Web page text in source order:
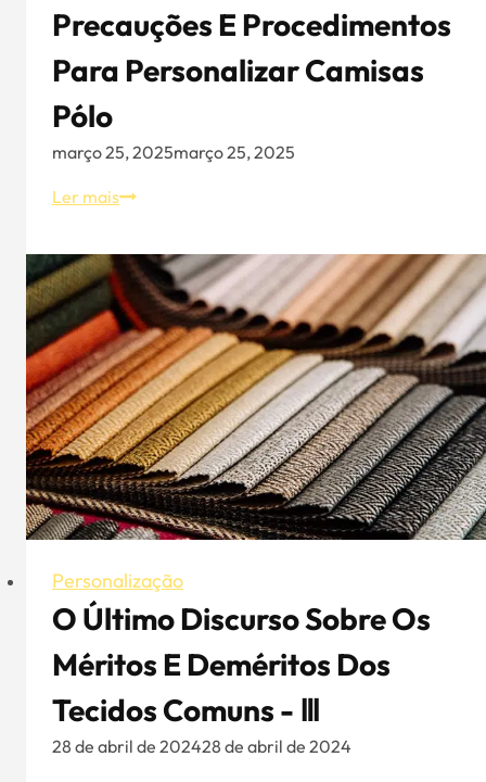
Precauções E Procedimentos
Para Personalizar Camisas
Pólo
março 25, 2025março 25, 2025
Ler maisPrecauções
procedimentos
para
personalizar
camisas
pólo
Personalização
O Último Discurso Sobre Os
Méritos E Deméritos Dos
Tecidos Comuns - Ⅲ
28 de abril de 202428 de abril de 2024